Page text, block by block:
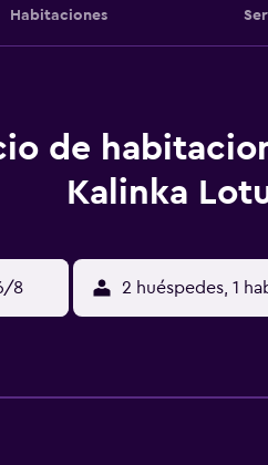
Habitaciones
de
Kalinka
8 2 huéspedes, 1